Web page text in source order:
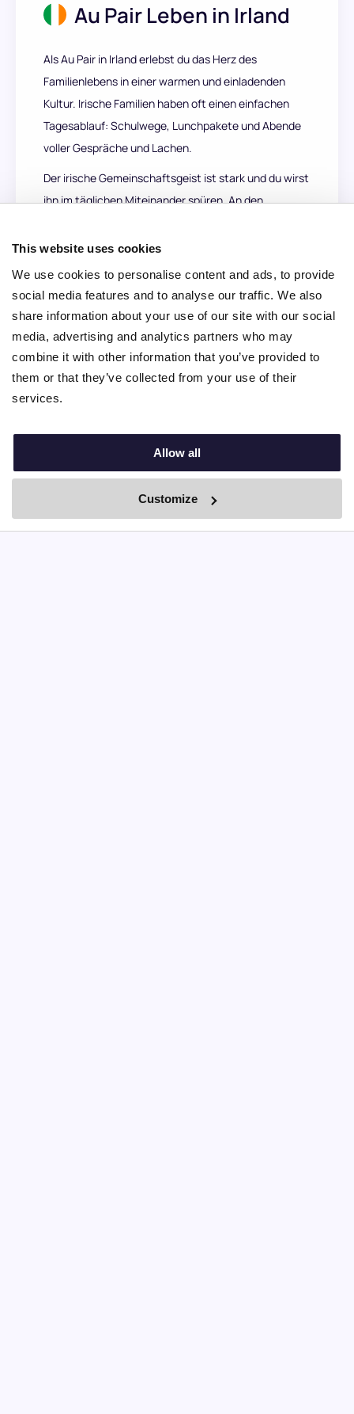
This website uses cookies
We use cookies to personalise content and ads, to provide
social media features and to analyse our traffic. We also
share information about your use of our site with our social
media, advertising and analytics partners who may
combine it with other information that you’ve provided to
them or that they’ve collected from your use of their
services.
Allow all
Customize
Au Pair Leben in Irland
Als Au Pair in Irland erlebst du das Herz des
Familienlebens in einer warmen und einladenden
Kultur. Irische Familien haben oft einen einfachen
Tagesablauf: Schulwege, Lunchpakete und Abende
voller Gespräche und Lachen.
Der irische Gemeinschaftsgeist ist stark und du wirst
ihn im täglichen Miteinander spüren. An den
Landschaft zu erkunden, lokale Städte zu besuchen
oder an Familienfeiern teilzunehmen.
Hier zu leben gibt dir mehr als kulturelles Wissen, es
gibt dir ein Gefühl der Zugehörigkeit in einem Land,
das Verbindung und Gastfreundschaft schätzt 🍀
🇮🇪
Kostenlos registrieren
By Boei